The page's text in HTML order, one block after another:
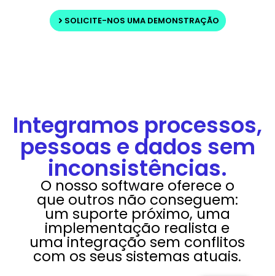
SOLICITE-NOS UMA DEMONSTRAÇÃO
Integramos processos,
pessoas e dados sem
inconsistências.
O nosso software oferece o
que outros não conseguem:
um suporte próximo, uma
implementação realista e
uma integração sem conflitos
com os seus sistemas atuais.